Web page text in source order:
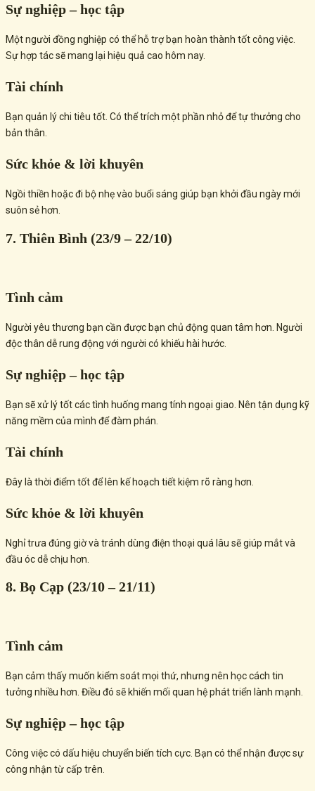
Sự nghiệp – học tập
Một người đồng nghiệp có thể hỗ trợ bạn hoàn thành tốt công việc.
Sự hợp tác sẽ mang lại hiệu quả cao hôm nay.
Tài chính
Bạn quản lý chi tiêu tốt. Có thể trích một phần nhỏ để tự thưởng cho
bản thân.
Sức khỏe & lời khuyên
Ngồi thiền hoặc đi bộ nhẹ vào buổi sáng giúp bạn khởi đầu ngày mới
suôn sẻ hơn.
7. Thiên Bình (23/9 – 22/10)
Tình cảm
Người yêu thương bạn cần được bạn chủ động quan tâm hơn. Người
độc thân dễ rung động với người có khiếu hài hước.
Sự nghiệp – học tập
Bạn sẽ xử lý tốt các tình huống mang tính ngoại giao. Nên tận dụng kỹ
năng mềm của mình để đàm phán.
Tài chính
Đây là thời điểm tốt để lên kế hoạch tiết kiệm rõ ràng hơn.
Sức khỏe & lời khuyên
Nghỉ trưa đúng giờ và tránh dùng điện thoại quá lâu sẽ giúp mắt và
đầu óc dễ chịu hơn.
8. Bọ Cạp (23/10 – 21/11)
Tình cảm
Bạn cảm thấy muốn kiểm soát mọi thứ, nhưng nên học cách tin
tưởng nhiều hơn. Điều đó sẽ khiến mối quan hệ phát triển lành mạnh.
Sự nghiệp – học tập
Công việc có dấu hiệu chuyển biến tích cực. Bạn có thể nhận được sự
công nhận từ cấp trên.